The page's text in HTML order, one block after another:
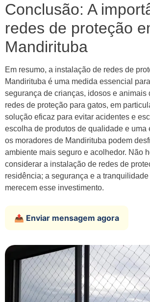
Conclusão: A
redes de proteção
Mandirituba
Em resumo, a instalação de redes de
Mandirituba é uma medida essencial
segurança de crianças, idosos e animais
redes de proteção para gatos, em
solução eficaz para evitar acidentes e
escolha de produtos de qualidade e uma
os moradores de Mandirituba podem
ambiente mais seguro e acolhedor. Não
considerar a instalação de redes de
residência; a segurança e a
merecem esse investimento.
📤 Enviar mensagem agora